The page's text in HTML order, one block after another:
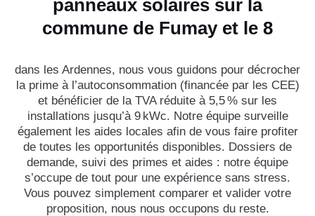
panneaux solaires sur la
commune de Fumay et le 8
dans les Ardennes, nous vous guidons pour décrocher
la prime à l’autoconsommation (financée par les CEE)
et bénéficier de la TVA réduite à 5,5 % sur les
installations jusqu’à 9 kWc. Notre équipe surveille
également les aides locales afin de vous faire profiter
de toutes les opportunités disponibles. Dossiers de
demande, suivi des primes et aides : notre équipe
s’occupe de tout pour une expérience sans stress.
Vous pouvez simplement comparer et valider votre
proposition, nous nous occupons du reste.